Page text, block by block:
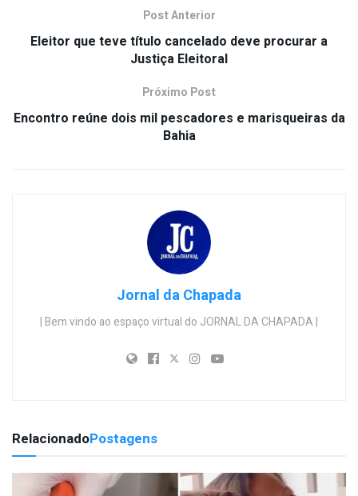
Post Anterior
Eleitor que teve título cancelado deve procurar a
Justiça Eleitoral
Próximo Post
Encontro reúne dois mil pescadores e marisqueiras da
Bahia
Jornal da Chapada
| Bem vindo ao espaço virtual do JORNAL DA CHAPADA |
RelacionadoPostagens